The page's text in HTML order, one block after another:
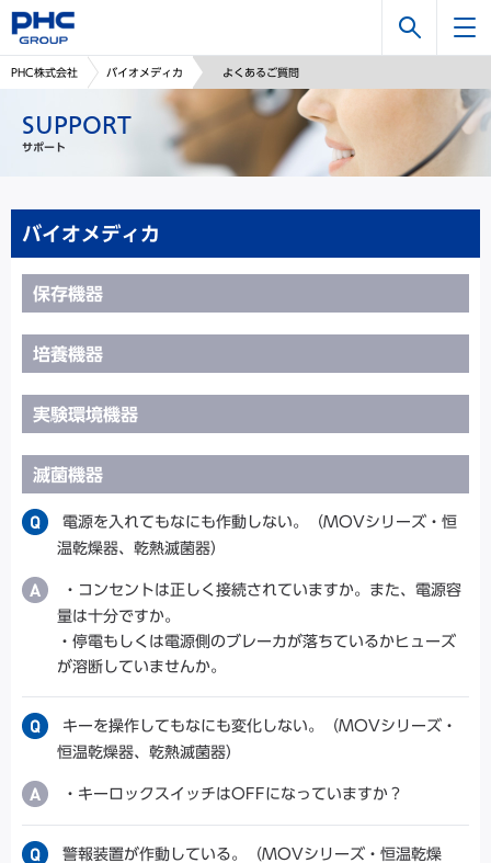
検
PHC株式会社 バイオメディカ よくあるご質問
SUPPORT
サポート
バイオメディカ
保存機器
培養機器
実験環境機器
滅菌機器
電源を入れてもなにも作動しない。（MOVシリーズ・恒
温乾燥器、乾熱滅菌器）
・コンセントは正しく接続されていますか。また、電源容
量は十分ですか。
・停電もしくは電源側のブレーカが落ちているかヒューズ
が溶断していませんか。
キーを操作してもなにも変化しない。（MOVシリーズ・
恒温乾燥器、乾熱滅菌器）
・キーロックスイッチはOFFになっていますか？
警報装置が作動している。（MOVシリーズ・恒温乾燥